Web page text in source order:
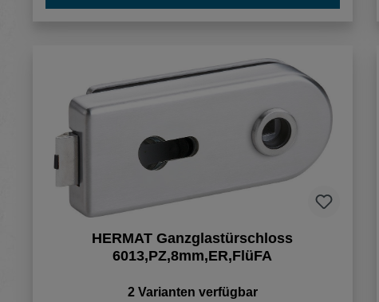
HERMAT Ganzglastürschloss
6013,PZ,8mm,ER,FlüFA
2 Varianten verfügbar